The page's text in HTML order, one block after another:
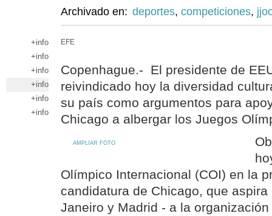
Archivado en: deportes, competiciones,
+info
+info
+info
+info
+info
+info
EFE
Copenhague.- El presidente de
reivindicado hoy la diversidad
su país como argumentos para
Chicago a albergar los Juegos
AMPLIAR FOTO
Olímpico Internacional (COI) en la
candidatura de Chicago, que
Janeiro y Madrid - a la